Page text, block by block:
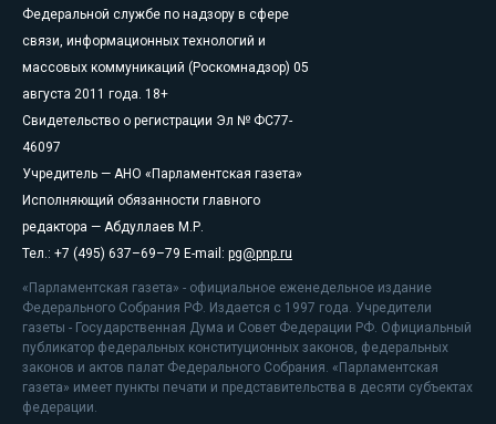
Федеральной службе по надзору в сфере
связи, информационных технологий и
массовых коммуникаций (Роскомнадзор) 05
августа 2011 года. 18+
Свидетельство о регистрации Эл № ФС77-
46097
Учредитель — АНО «Парламентская газета»
Исполняющий обязанности главного
редактора — Абдуллаев М.Р.
Тел.: +7 (495) 637–69–79 E-mail: pg@pnp.ru
«Парламентская газета» - официальное еженедельное издание
Федерального Собрания РФ. Издается с 1997 года. Учредители
газеты - Государственная Дума и Совет Федерации РФ. Официальный
публикатор федеральных конституционных законов, федеральных
законов и актов палат Федерального Собрания. «Парламентская
газета» имеет пункты печати и представительства в десяти субъектах
федерации.